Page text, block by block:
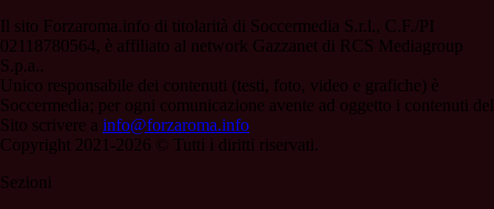
Il sito Forzaroma.info di titolarità di Soccermedia S.r.l., C.F./PI
02118780564, è affiliato al network Gazzanet di RCS Mediagroup
S.p.a..
Unico responsabile dei contenuti (testi, foto, video e grafiche) è
Soccermedia; per ogni comunicazione avente ad oggetto i contenuti del
Sito scrivere a info@forzaroma.info
Copyright 2021-2026 © Tutti i diritti riservati.
Sezioni